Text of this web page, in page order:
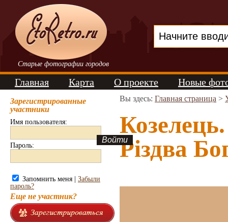
Старые фотографии городов
Главная Карта О проекте Новые
Зарегистрированные
участники
Имя пользователя:
Пароль:
Запомнить меня | Забыли
пароль?
Еще не участник?
Вы здесь: Главная страница >
Різдва